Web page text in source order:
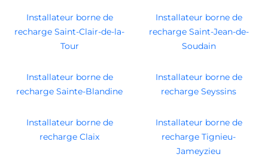
Installateur borne de
recharge Saint-Clair-de-la-
Tour
Installateur borne de
recharge Saint-Jean-de-
Soudain
Installateur borne de
recharge Sainte-Blandine
Installateur borne de
recharge Seyssins
Installateur borne de
recharge Claix
Installateur borne de
recharge Tignieu-
Jameyzieu